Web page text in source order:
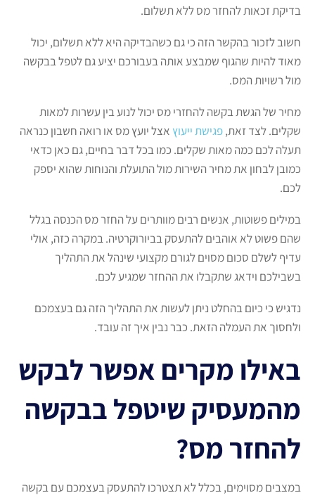
בדיקת זכאות להחזר מס ללא תשלום.
חשוב לזכור בהקשר הזה כי גם כשהבדיקה היא ללא תשלום, יכול
מאוד להיות שהגוף שמבצע אותה בעבורכם יציע גם לטפל בבקשה
מול רשויות המס.
מחיר של הגשת בקשה להחזרי מס יכול לנוע בין עשרות למאות
שקלים. לצד זאת,פגישת ייעוץ אצל יועץ מס או רואה חשבון כנראה
תעלה לכם כמה מאות שקלים. כמו בכל דבר בחיים, גם כאן כדאי
כמובן לבחון את מחיר השירות מול התועלת והנוחות שהוא יספק
לכם.
במילים פשוטות, אנשים רבים מוותרים על החזר מס הכנסה בגלל
שהם פשוט לא אוהבים להתעסק בביורוקרטיה. במקרה כזה, אולי
עדיף לשלם סכום מסוים לגורם מקצועי שינהל את התהליך
בשבילכם וידאג שתקבלו את ההחזר שמגיע לכם.
נדגיש כי כיום בהחלט ניתן לעשות את התהליך הזה גם בעצמכם
ולחסוך את העמלה הזאת. כבר נבין איך זה עובד.
באילו מקרים אפשר לבקש
מהמעסיק שיטפל בבקשה
להחזר מס?
במצבים מסוימים, בכלל לא תצטרכו להתעסק בעצמכם עם בקשה